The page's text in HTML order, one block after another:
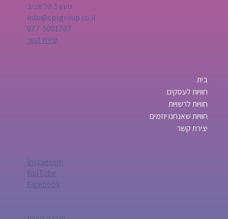
מעון 5 תל אביב
info@cprgroup.co.il
077-5001707
יצירת קשר
בית
חוויות לעסקים
חוויות לרשויות
חוויות שאנחנו יוזמים
יצירת קשר
Instagram
YouTube
Facebook